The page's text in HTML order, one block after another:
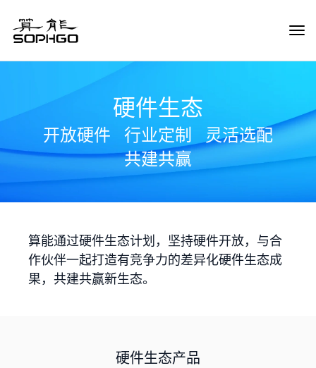
硬件生态
开放硬件 行业定制
灵活选配
共建共赢
算能通过硬件生态计划，坚持硬件开放，与合
作伙伴一起打造有竞争力的差异化硬件生态成
果，共建共赢新生态。
硬件生态产品